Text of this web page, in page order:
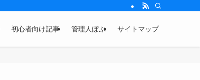
初心者向け記事 管理人ぼぶ サイトマップ